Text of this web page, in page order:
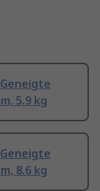
5.9 kg
8.6 kg